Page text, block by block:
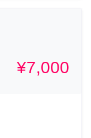
¥7,000